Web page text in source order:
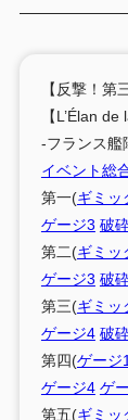
【反撃！第
【L’Élan
-フランス艦
イベント総
第一(ギミッ
ゲージ3 破
第二(ギミッ
ゲージ3 破
第三(ギミッ
ゲージ4 破
第四(ゲージ
ゲージ4 ゲ
第五(ギミッ